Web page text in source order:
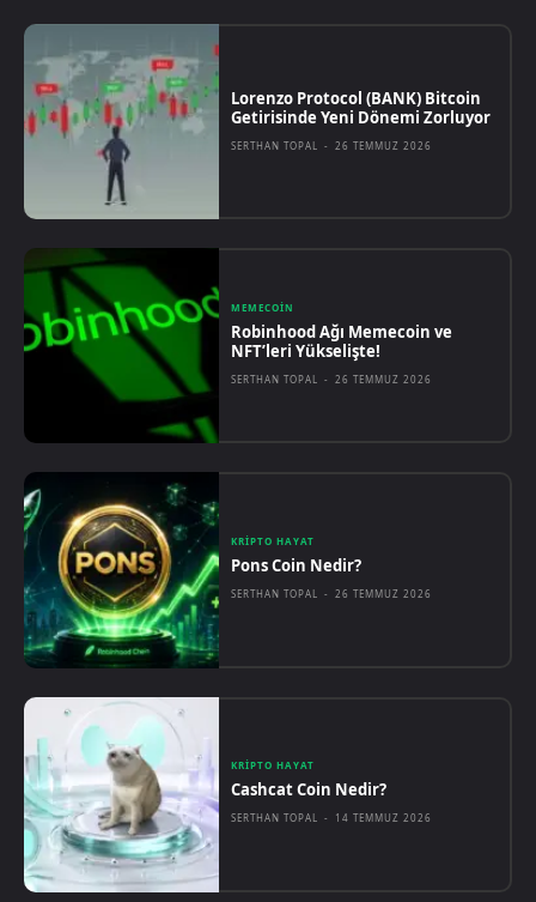
Lorenzo Protocol (BANK) Bitcoin
Getirisinde Yeni Dönemi Zorluyor
SERTHAN TOPAL - 26 TEMMUZ 2026
MEMECOIN
Robinhood Ağı Memecoin ve
NFT’leri Yükselişte!
SERTHAN TOPAL - 26 TEMMUZ 2026
KRIPTO HAYAT
Pons Coin Nedir?
SERTHAN TOPAL - 26 TEMMUZ 2026
KRIPTO HAYAT
Cashcat Coin Nedir?
SERTHAN TOPAL - 14 TEMMUZ 2026